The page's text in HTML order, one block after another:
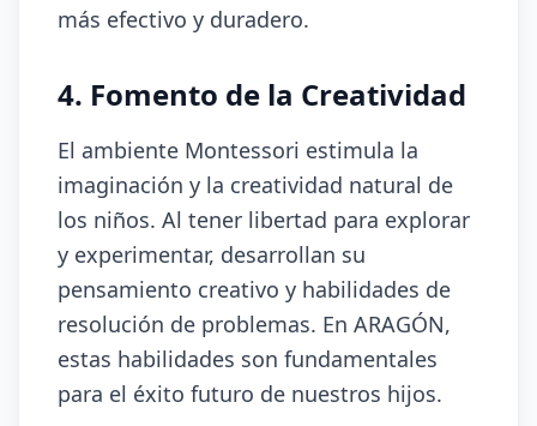
más efectivo y duradero.
4. Fomento de la Creatividad
El ambiente Montessori estimula la
imaginación y la creatividad natural de
los niños. Al tener libertad para explorar
y experimentar, desarrollan su
pensamiento creativo y habilidades de
resolución de problemas. En ARAGÓN,
estas habilidades son fundamentales
para el éxito futuro de nuestros hijos.